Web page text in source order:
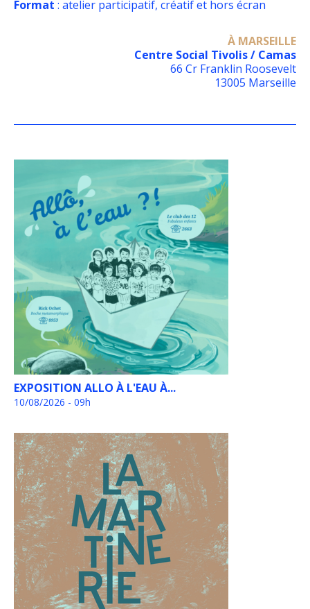
Format : atelier participatif, créatif et hors écran
À MARSEILLE
Centre Social Tivolis / Camas
66 Cr Franklin Roosevelt
13005 Marseille
EXPOSITION ALLO À L'EAU À...
10/08/2026 - 09h